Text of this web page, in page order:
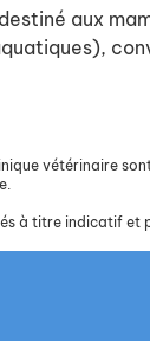
aux
vétérinaire
à titre indicatif